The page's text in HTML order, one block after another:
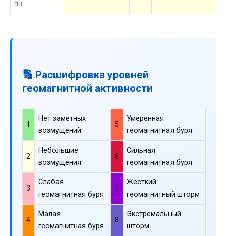
пн
🔢 Расшифровка уровней
геомагнитной активности
1
Нет заметных
возмущений
5
Умеренная
геомагнитная буря
2
Небольшие
возмущения
6
Сильная
геомагнитная буря
3
Слабая
геомагнитная буря
7
Жесткий
геомагнитный шторм
4
Малая
геомагнитная буря
8
Экстремальный
шторм